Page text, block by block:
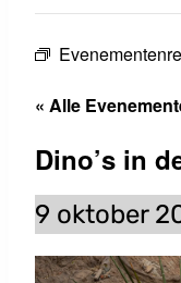
« Alle
Dino’s in
9 oktober